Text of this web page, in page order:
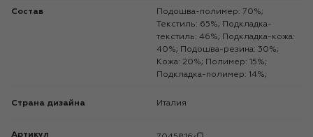
Состав
Подошва-полимер: 70%;
Текстиль: 65%; Подкладка-
текстиль: 46%; Подкладка-кожа:
40%; Подошва-резина: 30%;
Кожа: 20%; Полимер: 15%;
Подкладка-полимер: 14%;
Страна дизайна Италия
Артикул